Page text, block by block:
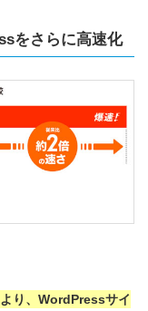
をさらに高速化
り、WordPressサイ